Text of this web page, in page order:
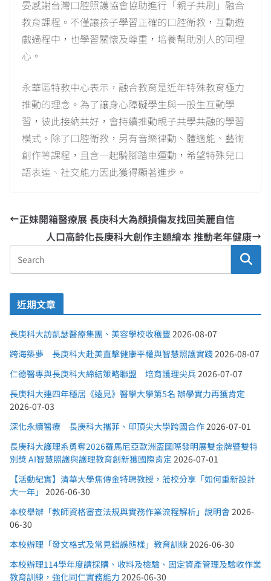
晏感謝台灣口腔照護協會協助進行「親子共刷」融合
教育課程。不僅讓孩子學習正確的口腔衛教，互動遊
戲過程中，也學習關懷及尊重，培養幫助別人的同理
心。
永華區特教中心表示，融合教育是近年特殊教育極力
推動的理念。為了讓身心障礙學生與一般生互動學
習，彼此接納共好，會持續推動親子共學共融的學習
模式。除了口腔衛教，另有音樂律動、體適能、藝術
創作等課程，且含一起騎腳踏車運動，希望特殊兒口
語表達、社交能力因此獲得顯著進步。
正妹開箱醫療展 長庚科大為顏損傷友找回美麗自信
人口高齡化長庚科大創作主題繪本 推動老年健康
近期文章
長庚科大訪凱瑟醫療集團、美容學校收穫豐 2026-08-07
跨海築夢 長庚科大赴美直擊健康平權與智慧照護實踐 2026-08-07
仁德醫專與長庚科大締結策略聯盟 培育護理尖兵 2026-07-07
長庚科大連四年穩居《遠見》醫學大學第5名 辦學實力再獲肯定
2026-07-03
深化永續醫療 長庚科大攜菲、印頂尖大學跨國合作 2026-07-01
長庚科大護理系勇奪2026羅馬尼亞歐洲盃國際發明展雙金牌暨雙特
別獎 AI智慧照護與護理教育創新獲國際肯定 2026-07-01
【活動紀實】清華大學焦傳金特聘教授，蒞校分享「如何重新設計
大一年」
2026-06-30
本校舉辦「教師資格審查法規與實務作業流程解析」說明會 2026-
06-30
本校辦理「發文格式及常見錯誤態樣」教育訓練 2026-06-30
本校辦理114學年度請採購、收料及檢驗、固定資產管理及驗收作業
教育訓練，強化同仁實務能力 2026-06-30